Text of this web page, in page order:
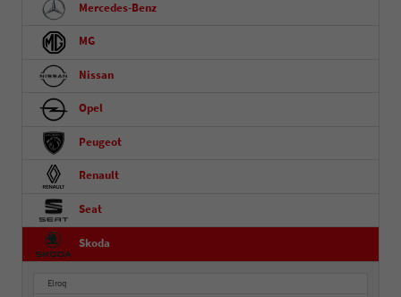
Mercedes-Benz
MG
Nissan
Opel
Peugeot
Renault
Seat
Skoda
Elroq